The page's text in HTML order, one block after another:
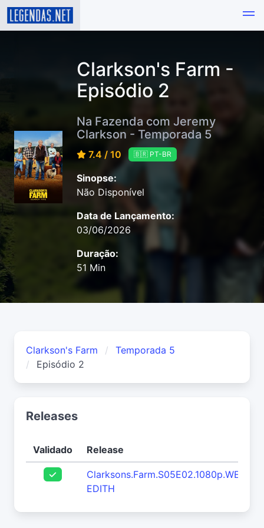
Clarkson's Farm -
Episódio 2
Na Fazenda com Jeremy
Clarkson - Temporada 5
7.4 / 10 🇧🇷 PT-BR
Sinopse:
Não Disponível
Data de Lançamento:
03/06/2026
Duração:
51 Min
Clarkson's Farm
Temporada 5
Episódio 2
Releases
Validado Release
EDITH